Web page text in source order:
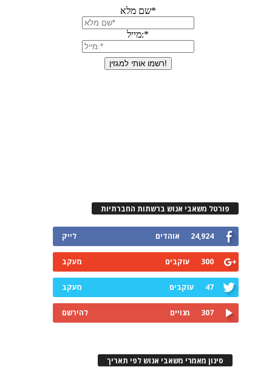
פורטל משאבי אנוש ברשתות החברתיות
24,924 אוהדים לייק
300 עוקבים מעקב
47 עוקבים מעקב
307 מנויים להירשם
סינון מאמרי משאבי אנוש לפי תאריך